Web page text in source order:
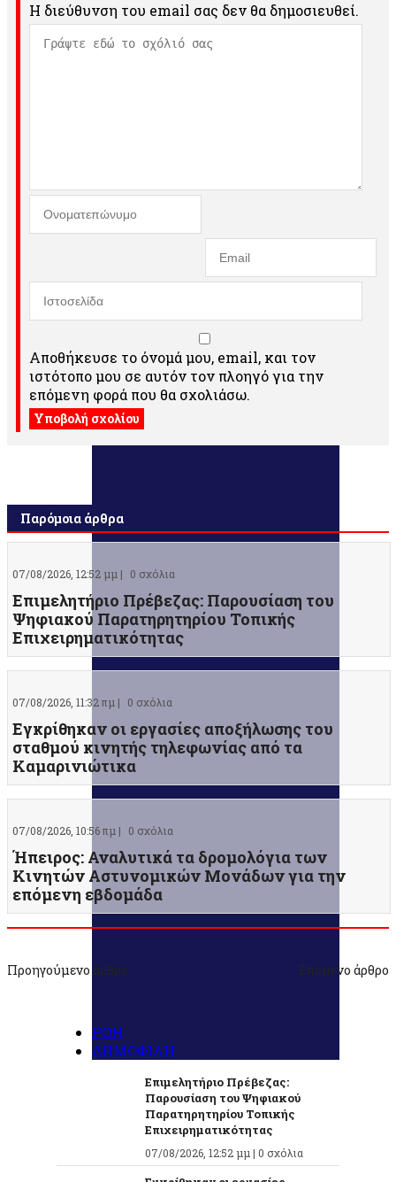
Η διεύθυνση του email σας δεν θα δημοσιευθεί.
Αποθήκευσε το όνομά μου, email, και τον
ιστότοπο μου σε αυτόν τον πλοηγό για την
επόμενη φορά που θα σχολιάσω.
Παρόμοια άρθρα
07/08/2026, 12:52 μμ | 0 σχόλια
Επιμελητήριο Πρέβεζας: Παρουσίαση του
Ψηφιακού Παρατηρητηρίου Τοπικής
Επιχειρηματικότητας
07/08/2026, 11:32 πμ | 0 σχόλια
Εγκρίθηκαν οι εργασίες αποξήλωσης του
σταθμού κινητής τηλεφωνίας από τα
Καμαρινιώτικα
07/08/2026, 10:56 πμ | 0 σχόλια
Ήπειρος: Αναλυτικά τα δρομολόγια των
Κινητών Αστυνομικών Μονάδων για την
επόμενη εβδομάδα
Προηγούμενο άρθρο Επόμενο άρθρο
ΡΟΗ
ΔΗΜΟΦΙΛΗ
Επιμελητήριο Πρέβεζας:
Παρουσίαση του Ψηφιακού
Παρατηρητηρίου Τοπικής
Επιχειρηματικότητας
07/08/2026, 12:52 μμ | 0 σχόλια